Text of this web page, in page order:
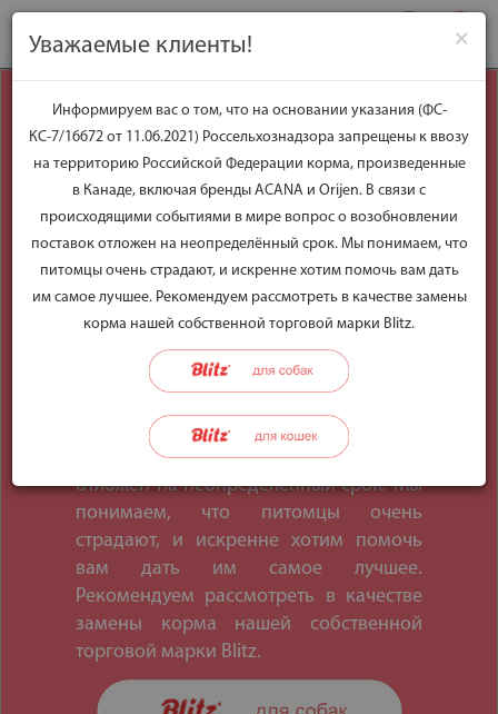
Уважаемые
клиенты!
Информируем вас о том, что на
основании указания (ФС-КС-7/16672 от
11.06.2021) Россельхознадзора
запрещены к ввозу на территорию
Российской Федерации корма,
произведенные в Канаде, включая
происходящими событиями в мире
вопрос о возобновлении поставок
отложен на неопределённый срок. Мы
понимаем, что питомцы очень
страдают, и искренне хотим помочь
вам дать им самое лучшее.
Рекомендуем рассмотреть в качестве
замены корма нашей собственной
торговой марки Blitz.
×
Уважаемые клиенты!
Информируем вас о том, что на основании указания (ФС-
КС-7/16672 от 11.06.2021) Россельхознадзора запрещены к ввозу
на территорию Российской Федерации корма, произведенные
в Канаде, включая бренды ACANA и Orijen. В связи с
происходящими событиями в мире вопрос о возобновлении
поставок отложен на неопределённый срок. Мы понимаем, что
питомцы очень страдают, и искренне хотим помочь вам дать
им самое лучшее. Рекомендуем рассмотреть в качестве замены
корма нашей собственной торговой марки Blitz.